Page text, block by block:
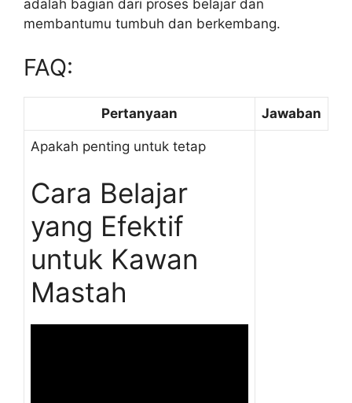
adalah bagian dari proses belajar dan
membantumu tumbuh dan berkembang.
FAQ:
Pertanyaan Jawaban
Apakah penting untuk tetap
Cara Belajar
yang Efektif
untuk Kawan
Mastah